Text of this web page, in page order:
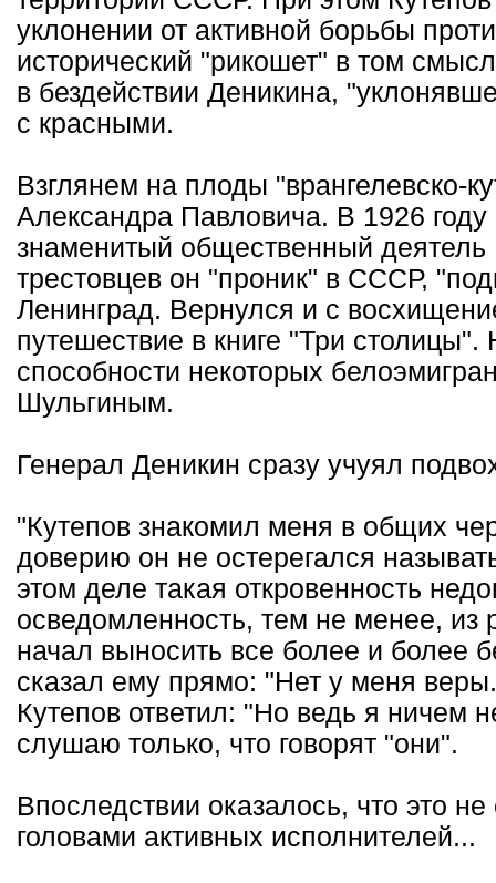
уклонении от активной борьбы
исторический "рикошет" в том
в бездействии Деникина,
с красными.
Взглянем на плоды "врангелевско-
Александра Павловича. В 1926
знаменитый общественный
трестовцев он "проник" в СССР,
Ленинград. Вернулся и с
путешествие в книге "Три
способности некоторых
Шульгиным.
Генерал Деникин сразу учуял
"Кутепов знакомил меня в общих
доверию он не остерегался
этом деле такая откровенность
осведомленность, тем не менее, из
начал выносить все более и более
сказал ему прямо: "Нет у меня
Кутепов ответил: "Но ведь я ничем
слушаю только, что говорят "они".
Впоследствии оказалось, что это
головами активных исполнителей...